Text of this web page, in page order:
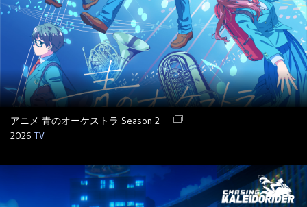
アニメ 青のオーケストラ Season 2
2026 TV